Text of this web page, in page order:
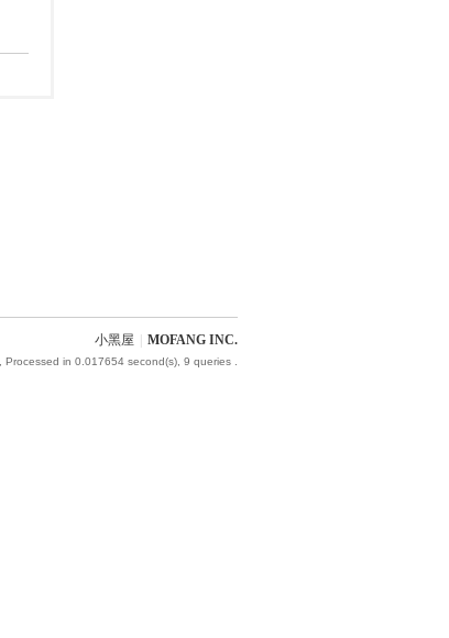
小黑屋 MOFANG INC.
, Processed in 0.017654 second(s), 9 queries .